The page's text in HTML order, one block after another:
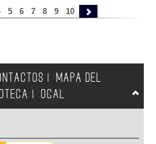
5 6 7 8 9 10
MAPA DEL
OCAL